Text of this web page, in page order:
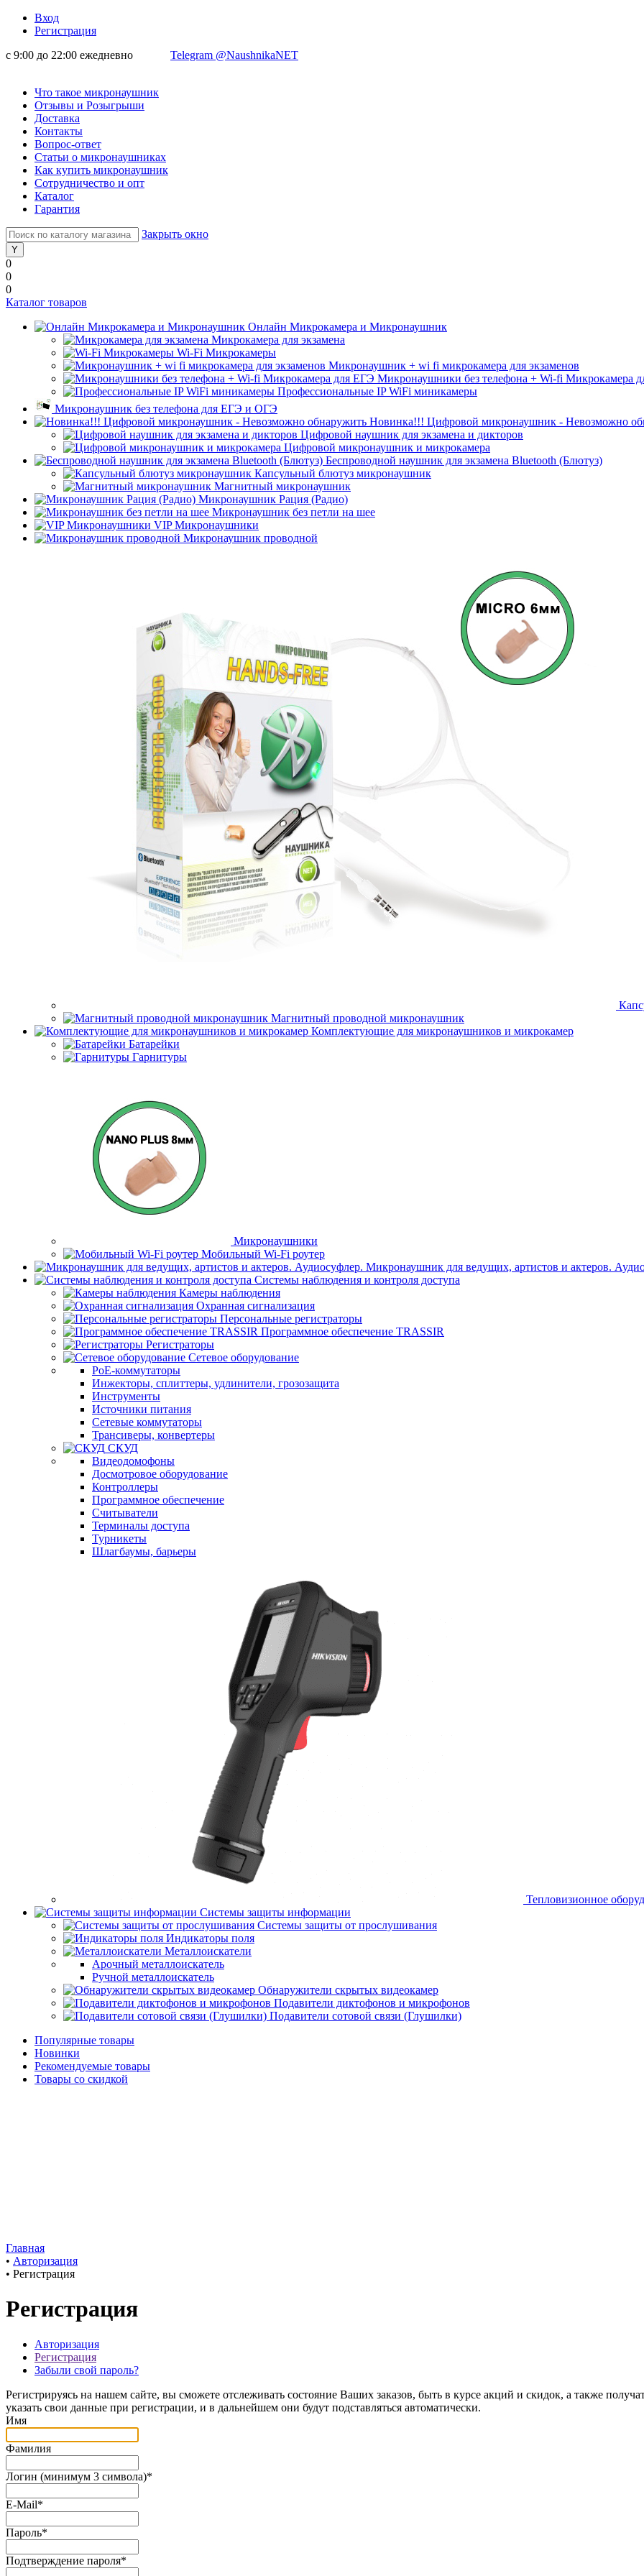
Вход
Регистрация
с 9:00 до 22:00 ежедневно
Telegram @NaushnikaNET
Что такое микронаушник
Отзывы и Розыгрыши
Доставка
Контакты
Вопрос-ответ
Статьи о микронаушниках
Как купить микронаушник
Сотрудничество и опт
Каталог
Гарантия
Закрыть окно
0
0
0
Каталог товаров
Онлайн Микрокамера и Микронаушник
Микрокамера для экзамена
Wi-Fi Микрокамеры
Микронаушник + wi fi микрокамера для экзаменов
Микронаушники без телефона + Wi-fi Микрокамера
Профессиональные IP WiFi миникамеры
Микронаушник без телефона для ЕГЭ и ОГЭ
Новинка!!! Цифровой микронаушник - Невозможно
Цифровой наушник для экзамена и дикторов
Цифровой микронаушник и микрокамера
Беспроводной наушник для экзамена Bluetooth (Блютуз)
Капсульный блютуз микронаушник
Магнитный микронаушник
Микронаушник Рация (Радио)
Микронаушник без петли на шее
VIP Микронаушники
Микронаушник проводной
Магнитный проводной микронаушник
Комплектующие для микронаушников и микрокамер
Батарейки
Гарнитуры
Микронаушники
Мобильный Wi-Fi роутер
Микронаушник для ведущих, артистов и актеров.
Системы наблюдения и контроля доступа
Камеры наблюдения
Охранная сигнализация
Персональные регистраторы
Программное обеспечение TRASSIR
Регистраторы
Сетевое оборудование
PoE-коммутаторы
Инжекторы, сплиттеры, удлинители, грозозащита
Инструменты
Источники питания
Сетевые коммутаторы
Трансиверы, конвертеры
СКУД
Видеодомофоны
Досмотровое оборудование
Контроллеры
Программное обеспечение
Считыватели
Терминалы доступа
Турникеты
Шлагбаумы, барьеры
Тепловизионное
Системы защиты информации
Системы защиты от прослушивания
Индикаторы поля
Металлоискатели
Арочный металлоискатель
Ручной металлоискатель
Обнаружители скрытых видеокамер
Подавители диктофонов и микрофонов
Подавители сотовой связи (Глушилки)
Популярные товары
Новинки
Рекомендуемые товары
Товары со скидкой
Главная
• Авторизация
• Регистрация
Регистрация
Авторизация
Регистрация
Забыли свой пароль?
Регистрируясь на нашем сайте, вы сможете отслеживать состояние Ваших заказов, быть в курсе акций и скидок, а также
указать свои данные при регистрации, и в дальнейшем они будут подставляться автоматически.
Имя
Фамилия
Логин (минимум 3 символа)*
E-Mail*
Пароль*
Подтверждение пароля*